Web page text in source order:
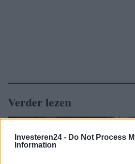
Investeren24 - Do Not Process
Information
Verder lezen